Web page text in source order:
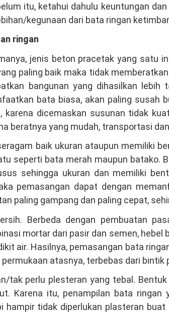
itu, ketahui dahulu keuntungan
kegunaan dari bata ringan
ringan
jenis beton pracetak yang satu
paling baik maka tidak
bangunan yang dihasilkan lebih
bata biasa, akan paling susah
karena dicemaskan susunan tidak
beratnya yang mudah, transportasi
baik ukuran ataupun memiliki
seperti bata merah maupun batako.
sehingga ukuran dan memiliki
pemasangan dapat dengan
paling gampang dan paling cepat,
Berbeda dengan pembuatan
mortar dari pasir dan semen,
air. Hasilnya, pemasangan bata
atasnya, terbebas dari bintik
tak perlu plesteran yang tebal.
Karena itu, penampilan bata ringan
hampir tidak diperlukan plasteran